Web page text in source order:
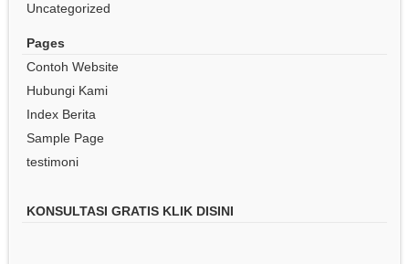
Uncategorized
Pages
Contoh Website
Hubungi Kami
Index Berita
Sample Page
testimoni
KONSULTASI GRATIS KLIK DISINI